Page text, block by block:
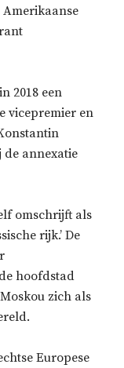
2018 een
vicepremier en
de annexatie
omschrijft als
rijk.’ De
hoofdstad
zich als
Europese